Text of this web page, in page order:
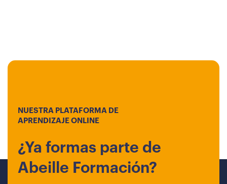
NUESTRA PLATAFORMA DE
APRENDIZAJE ONLINE
¿Ya formas parte de
Abeille Formación?